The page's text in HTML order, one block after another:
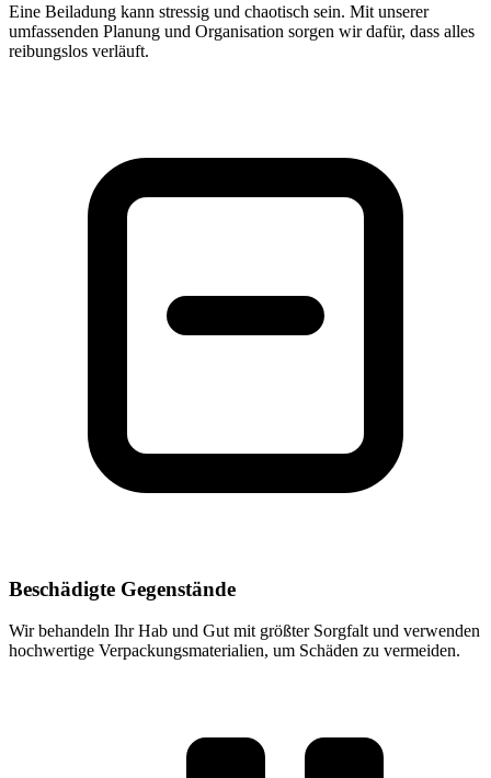
Eine Beiladung kann stressig und chaotisch sein. Mit unserer
umfassenden Planung und Organisation sorgen wir dafür, dass alles
reibungslos verläuft.
Beschädigte Gegenstände
Wir behandeln Ihr Hab und Gut mit größter Sorgfalt und verwenden
hochwertige Verpackungsmaterialien, um Schäden zu vermeiden.